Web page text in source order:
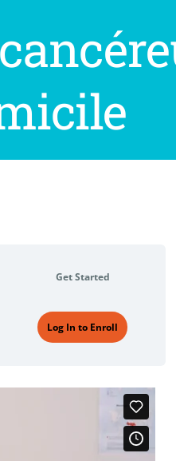
Get Started
Log In to Enroll